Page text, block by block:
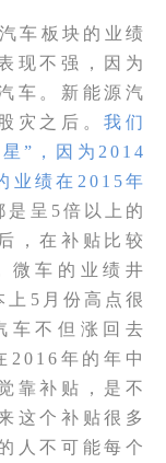
车板块的业绩
现不强，因为
车。新能源汽
灾之后。我们
”，因为2014
业绩在2015年
是呈5倍以上的
，在补贴比较
微车的业绩井
上5月份高点很
车不但涨回去
2016年的年中
靠补贴，是不
这个补贴很多
人不可能每个